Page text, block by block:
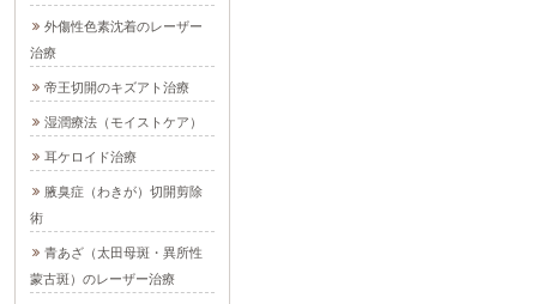
外傷性色素沈着のレーザー
治療
帝王切開のキズアト治療
湿潤療法（モイストケア）
耳ケロイド治療
腋臭症（わきが）切開剪除
術
青あざ（太田母斑・異所性
蒙古斑）のレーザー治療